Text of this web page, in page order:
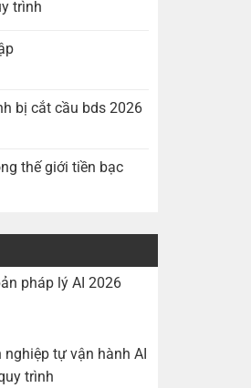
trình
bị cắt cầu bds 2026
thế giới tiền bạc
pháp lý AI 2026
tự vận hành AI
trình